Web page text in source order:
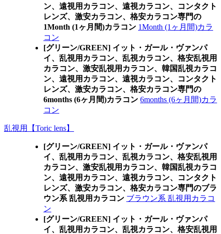
ン、遠視用カラコン、遠視カラコン、コンタクト
レンズ、激安カラコン、格安カラコン専門の
1Month (1ヶ月間)カラコン 1Month (1ヶ月間)カラ
コン
[グリーン/GREEN] イット・ガール・ヴァンパ
イ、乱視用カラコン、乱視カラコン、格安乱視用
カラコン、激安乱視用カラコン、韓国乱視カラコ
ン、遠視用カラコン、遠視カラコン、コンタクト
レンズ、激安カラコン、格安カラコン専門の
6months (6ヶ月間)カラコン 6months (6ヶ月間)カラ
コン
乱視用【Toric lens】
[グリーン/GREEN] イット・ガール・ヴァンパ
イ、乱視用カラコン、乱視カラコン、格安乱視用
カラコン、激安乱視用カラコン、韓国乱視カラコ
ン、遠視用カラコン、遠視カラコン、コンタクト
レンズ、激安カラコン、格安カラコン専門のブラ
ウン系 乱視用カラコン ブラウン系 乱視用カラコ
ン
[グリーン/GREEN] イット・ガール・ヴァンパ
イ、乱視用カラコン、乱視カラコン、格安乱視用